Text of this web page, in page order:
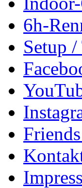
6h-
Setup